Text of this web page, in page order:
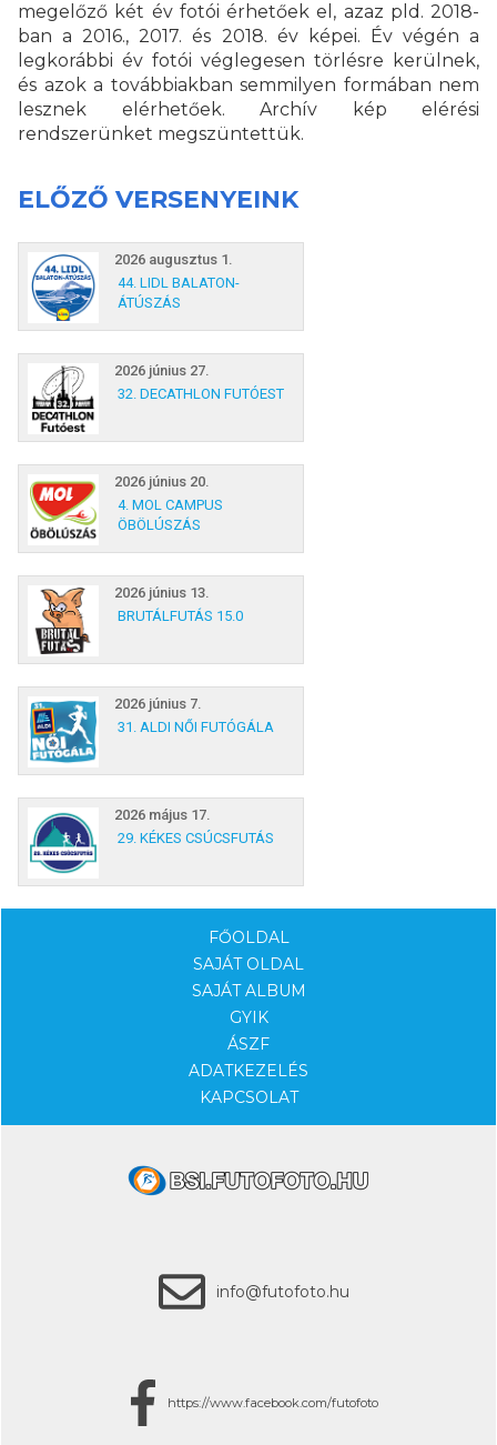
megelőző két év fotói érhetőek el, azaz pld. 2018-
ban a 2016., 2017. és 2018. év képei. Év végén a
legkorábbi év fotói véglegesen törlésre kerülnek,
és azok a továbbiakban semmilyen formában nem
lesznek elérhetőek. Archív kép elérési
rendszerünket megszüntettük.
ELŐZŐ VERSENYEINK
2026 augusztus 1.
44. LIDL BALATON-
ÁTÚSZÁS
2026 június 27.
32. DECATHLON FUTÓEST
2026 június 20.
4. MOL CAMPUS
ÖBÖLÚSZÁS
2026 június 13.
BRUTÁLFUTÁS 15.0
2026 június 7.
31. ALDI NŐI FUTÓGÁLA
2026 május 17.
29. KÉKES CSÚCSFUTÁS
FŐOLDAL
SAJÁT OLDAL
SAJÁT ALBUM
GYIK
ÁSZF
ADATKEZELÉS
KAPCSOLAT
info@futofoto.hu
https://www.facebook.com/futofoto